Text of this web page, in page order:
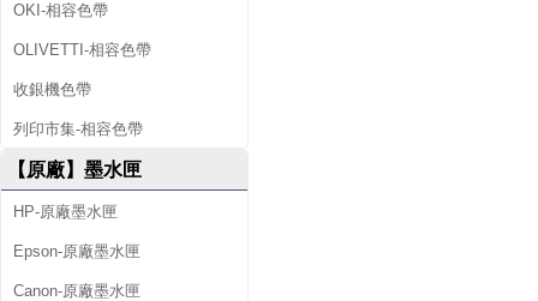
OKI-相容色帶
OLIVETTI-相容色帶
收銀機色帶
列印市集-相容色帶
【原廠】墨水匣
HP-原廠墨水匣
Epson-原廠墨水匣
Canon-原廠墨水匣